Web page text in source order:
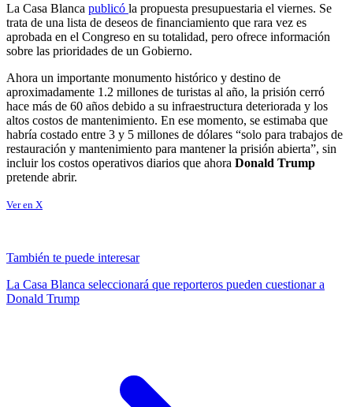
La Casa Blanca publicó la propuesta presupuestaria el viernes. Se
trata de una lista de deseos de financiamiento que rara vez es
aprobada en el Congreso en su totalidad, pero ofrece información
sobre las prioridades de un Gobierno.
Ahora un importante monumento histórico y destino de
aproximadamente 1.2 millones de turistas al año, la prisión cerró
hace más de 60 años debido a su infraestructura deteriorada y los
altos costos de mantenimiento. En ese momento, se estimaba que
habría costado entre 3 y 5 millones de dólares “solo para trabajos de
restauración y mantenimiento para mantener la prisión abierta”, sin
incluir los costos operativos diarios que ahora Donald Trump
pretende abrir.
Ver en X
También te puede interesar
La Casa Blanca seleccionará que reporteros pueden cuestionar a
Donald Trump